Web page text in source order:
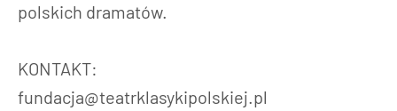
polskich dramatów.
KONTAKT:
fundacja@teatrklasykipolskiej.pl